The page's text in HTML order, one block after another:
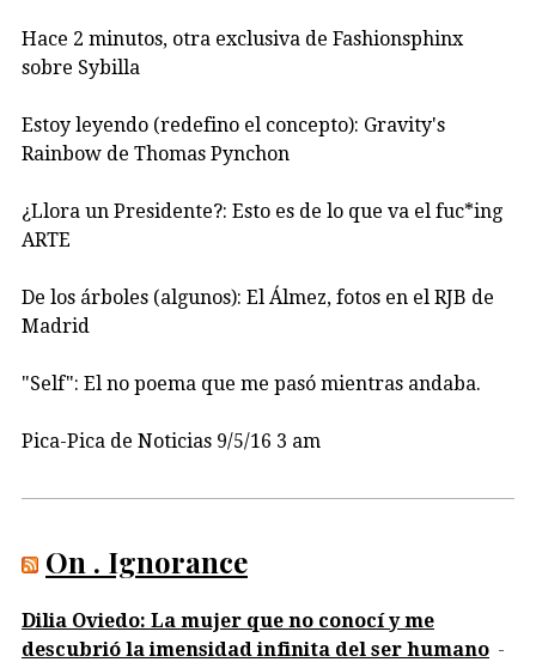
Hace 2 minutos, otra exclusiva de Fashionsphinx
sobre Sybilla
Estoy leyendo (redefino el concepto): Gravity's
Rainbow de Thomas Pynchon
¿Llora un Presidente?: Esto es de lo que va el fuc*ing
ARTE
De los árboles (algunos): El Álmez, fotos en el RJB de
Madrid
"Self": El no poema que me pasó mientras andaba.
Pica-Pica de Noticias 9/5/16 3 am
On . Ignorance
Dilia Oviedo: La mujer que no conocí y me
descubrió la imensidad infinita del ser humano